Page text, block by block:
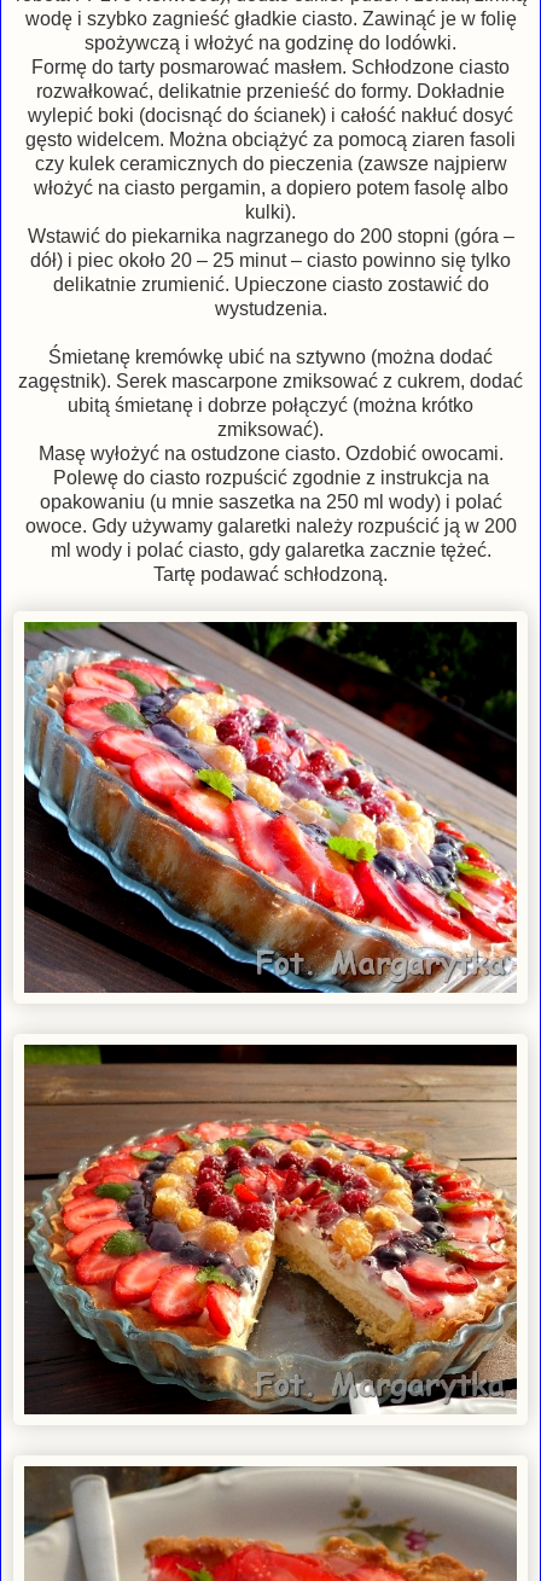
wodę i szybko zagnieść gładkie ciasto. Zawinąć je w folię
spożywczą i włożyć na godzinę do lodówki.
Formę do tarty posmarować masłem. Schłodzone ciasto
rozwałkować, delikatnie przenieść do formy. Dokładnie
wylepić boki (docisnąć do ścianek) i całość nakłuć dosyć
gęsto widelcem. Można obciążyć za pomocą ziaren fasoli
czy kulek ceramicznych do pieczenia (zawsze najpierw
włożyć na ciasto pergamin, a dopiero potem fasolę albo
kulki).
Wstawić do piekarnika nagrzanego do 200 stopni (góra –
dół) i piec około 20 – 25 minut – ciasto powinno się tylko
delikatnie zrumienić. Upieczone ciasto zostawić do
wystudzenia.
Śmietanę kremówkę ubić na sztywno (można dodać
zagęstnik). Serek mascarpone zmiksować z cukrem, dodać
ubitą śmietanę i dobrze połączyć (można krótko
zmiksować).
Masę wyłożyć na ostudzone ciasto. Ozdobić owocami.
Polewę do ciasto rozpuścić zgodnie z instrukcja na
opakowaniu (u mnie saszetka na 250 ml wody) i polać
owoce. Gdy używamy galaretki należy rozpuścić ją w 200
ml wody i polać ciasto, gdy galaretka zacznie tężeć.
Tartę podawać schłodzoną.